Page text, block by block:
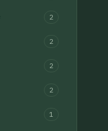
2
2
2
2
1